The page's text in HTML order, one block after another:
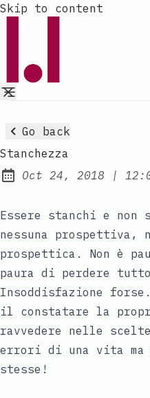
Skip to content
Go back
Stanchezza
Published:
Oct 24, 2018 |
Essere stanchi e non
nessuna prospettiva,
prospettica. Non è
paura di perdere
Insoddisfazione
il constatare la
ravvedere nelle
errori di una vita ma
stesse!